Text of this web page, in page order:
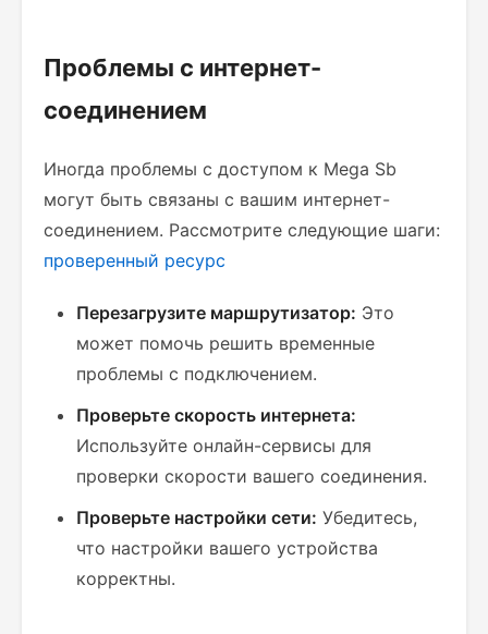
Проблемы с интернет-
соединением
Иногда проблемы с доступом к Mega Sb
могут быть связаны с вашим интернет-
соединением. Рассмотрите следующие шаги:
проверенный ресурс
Перезагрузите маршрутизатор: Это
может помочь решить временные
проблемы с подключением.
Проверьте скорость интернета:
Используйте онлайн-сервисы для
проверки скорости вашего соединения.
Проверьте настройки сети: Убедитесь,
что настройки вашего устройства
корректны.